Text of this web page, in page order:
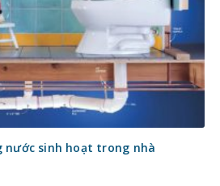
nước sinh hoạt trong nhà